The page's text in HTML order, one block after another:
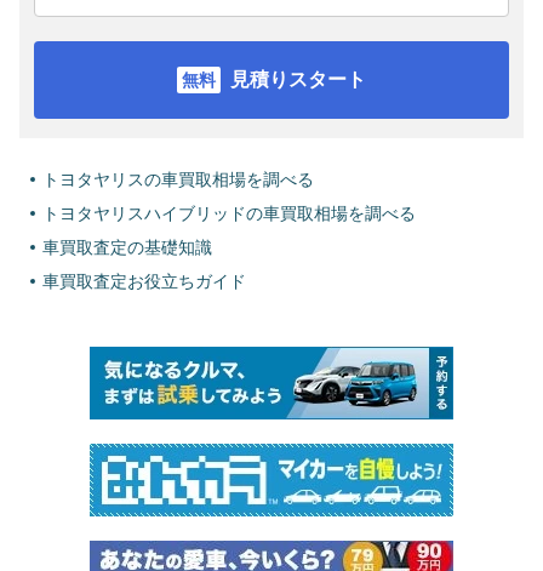
見積りスタート
トヨタヤリスの車買取相場を調べる
トヨタヤリスハイブリッドの車買取相場を調べる
車買取査定の基礎知識
車買取査定お役立ちガイド